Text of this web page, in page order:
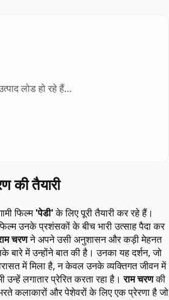
लोड हो रहे हैं…
की तैयारी
फिल्म'पेडी'के लिए पूरी तैयारी कर रहे हैं।
उनके प्रशंसकों के बीच भारी उत्साह पैदा कर
चरणने अपने उसी अनुशासन और कड़ी मेहनत
बारे में उन्होंने बात की है। उनका यह दर्शन, जो
में मिला है, न केवल उनके व्यक्तिगत जीवन में
लगातार प्रेरित करता रहा है।राम चरणकी
कलाकारों और पेशेवरों के लिए एक प्रेरणा है जो